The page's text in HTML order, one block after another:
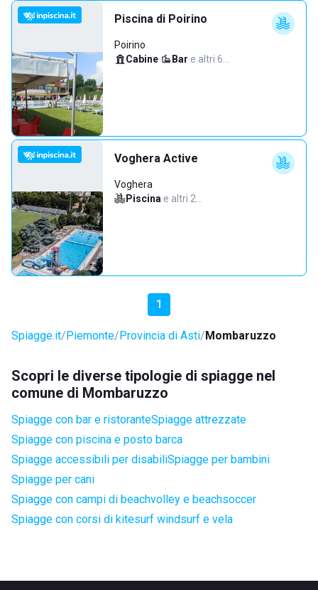
Piscina di Poirino
Poirino
Cabine· Bar·e altri 6…
Voghera Active
Voghera
Piscina·e altri 2…
1
Spiagge.it Piemonte Provincia di Asti Mombaruzzo
Scopri le diverse tipologie di spiagge nel
comune di Mombaruzzo
Spiagge con bar e ristoranteSpiagge attrezzate
Spiagge con piscina e posto barca
Spiagge accessibili per disabiliSpiagge per bambini
Spiagge per cani
Spiagge con campi di beachvolley e beachsoccer
Spiagge con corsi di kitesurf windsurf e vela